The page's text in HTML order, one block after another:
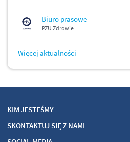
Biuro prasowe
PZU Zdrowie
Więcej aktualności
KIM JESTEŚMY
SKONTAKTUJ SIĘ Z NAMI